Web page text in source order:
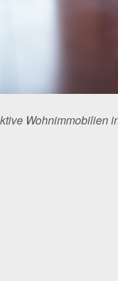
Wohnimmobilien